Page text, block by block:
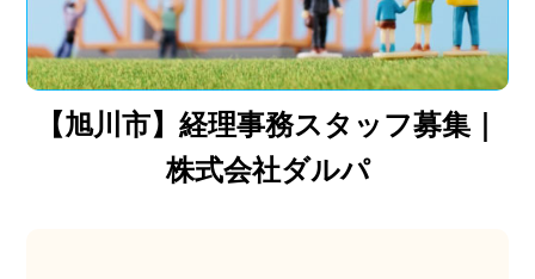
【旭川市】経理事務スタッフ募集｜
株式会社ダルパ